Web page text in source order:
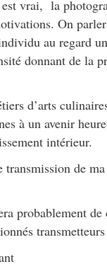
vrai, la
On
au regard
donnant de la
d’arts
à un avenir
intérieur.
de
probablement de